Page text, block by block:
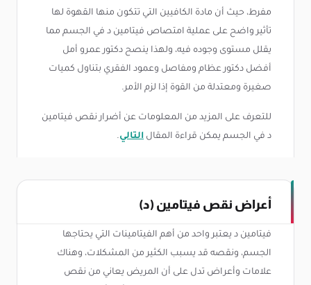
مفرط، حيث أن مادة الكافيين التي تتكون منها القهوة لها
تأثير واضح على عملية امتصاص فيتامين د في الجسم مما
يقلل مستوى وجوده فيه، ولهذا ينصح دكتور عمرو أمل
أفضل دكتور عظام ومفاصل وعمود الفقري بتناول كميات
صغيرة ومعتدلة من القوة إذا لزم الأمر.
للتعرف على المزيد من المعلومات عن أضرار نقص فيتامين
د في الجسم يمكن قراءة المقال التالي.
أعراض نقص فيتامين (د)
فيتامين د يعتبر واحد من أهم الفيتامينات التي يحتاجها
الجسم، ونقصه قد يسبب الكثير من المشكلات، وهناك
علامات وأعراض تدل على أن المريض يعاني من نقص